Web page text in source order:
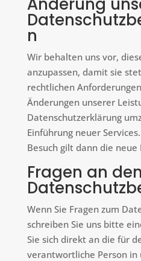
n
Wir behalten uns vor,
anzupassen, damit sie
rechtlichen
Änderungen unserer
Datenschutzerklärung
Einführung neuer
Besuch gilt dann die
Fragen an den
Wenn Sie Fragen zum
schreiben Sie uns bitte
Sie sich direkt an die für
verantwortliche Person in